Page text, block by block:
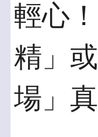
輕心
精」
場」